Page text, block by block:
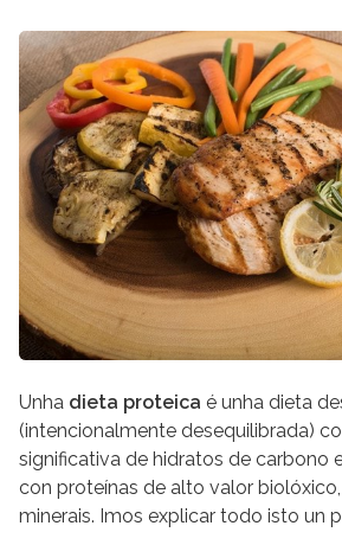
Unha dieta proteica é unha dieta
(intencionalmente desequilibrada)
significativa de hidratos de carbono
con proteínas de alto valor
minerais. Imos explicar todo isto un